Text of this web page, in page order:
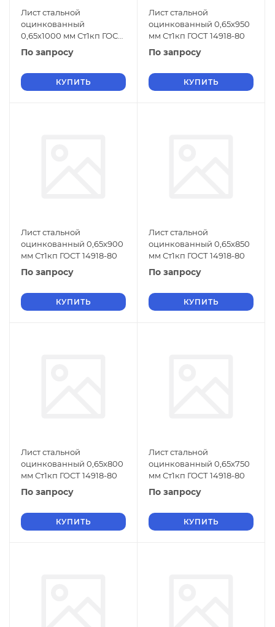
Лист стальной
оцинкованный
0,65х1000 мм Ст1кп ГОСТ
14918-80
По запросу
КУПИТЬ
Лист стальной
оцинкованный 0,65х950
мм Ст1кп ГОСТ 14918-80
По запросу
КУПИТЬ
Лист стальной
оцинкованный 0,65х900
мм Ст1кп ГОСТ 14918-80
По запросу
КУПИТЬ
Лист стальной
оцинкованный 0,65х850
мм Ст1кп ГОСТ 14918-80
По запросу
КУПИТЬ
Лист стальной
оцинкованный 0,65х800
мм Ст1кп ГОСТ 14918-80
По запросу
КУПИТЬ
Лист стальной
оцинкованный 0,65х750
мм Ст1кп ГОСТ 14918-80
По запросу
КУПИТЬ